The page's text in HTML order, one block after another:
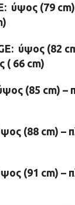
ύψος (79
ύψος (82
( 66 cm)
(85 cm) –
(88 cm) –
(91 cm) –